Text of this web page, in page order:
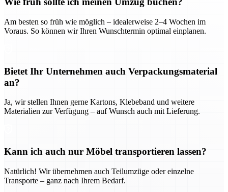
Am besten so früh wie möglich – idealerweise 2–4 Wochen im
Voraus. So können wir Ihren Wunschtermin optimal einplanen.
Bietet Ihr Unternehmen auch Verpackungsmaterial
an?
Ja, wir stellen Ihnen gerne Kartons, Klebeband und weitere
Materialien zur Verfügung – auf Wunsch auch mit Lieferung.
Kann ich auch nur Möbel transportieren lassen?
Natürlich! Wir übernehmen auch Teilumzüge oder einzelne
Transporte – ganz nach Ihrem Bedarf.